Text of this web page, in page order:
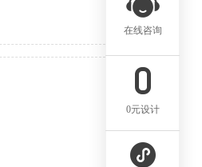
在线咨询
0元设计